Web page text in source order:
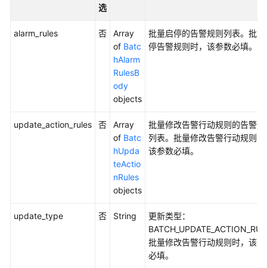
隆
考
用
选
alarm_rules 否
Array
of Batc
hAlarm
RulesB
ody
objects
批量启停的告警规则列表。批量
停告警规则时，该参数必填。
update_action_rules 否
Array
of Batc
hUpda
teActio
nRules
objects
批量修改告警行动规则的告警规
列表。批量修改告警行动规则时
该参数必填。
update_type 否 String
更新类型：
批量修改告警行动规则时，该参
必填。